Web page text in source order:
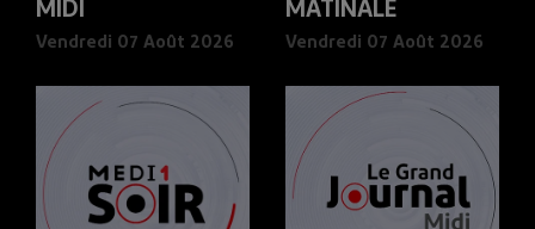
MIDI
Vendredi 07 Août 2026
MATINALE
Vendredi 07 Août 2026